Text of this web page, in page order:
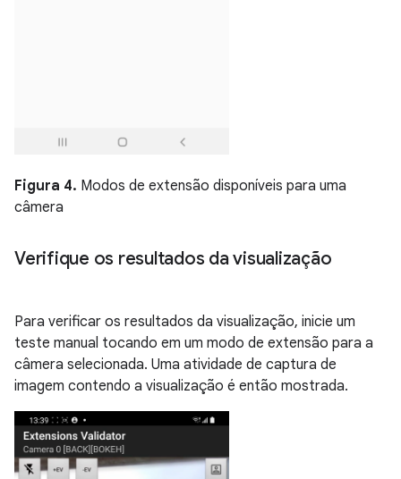
Figura 4. Modos de extensão disponíveis para uma
câmera
Verifique os resultados da visualização
Para verificar os resultados da visualização, inicie um
teste manual tocando em um modo de extensão para a
câmera selecionada. Uma atividade de captura de
imagem contendo a visualização é então mostrada.